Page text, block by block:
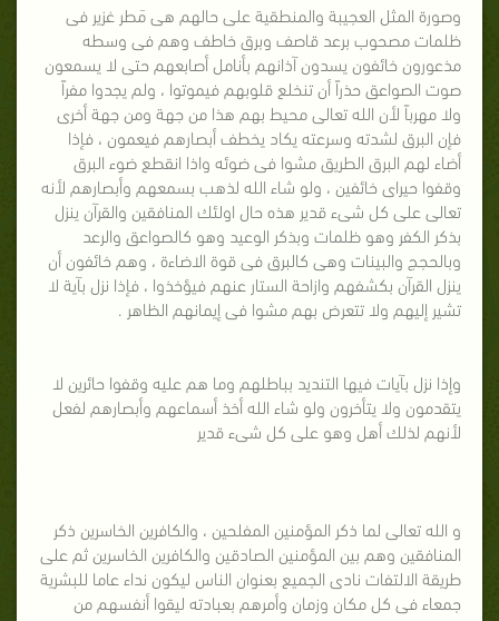
وصورة المثل العجيبة والمنطقية على حالهم هى مَطر غزير فى
ظلمات مصحوب برعد قاصف وبرق خاطف وهم فى وسطه
مذعورون خائفون يسدون آذانهم بأنامل أصابعهم حتى لا يسمعون
صوت الصواعق حذراً أن تنخلع قلوبهم فيموتوا ، ولم يجدوا مفراً
ولا مهرباً لأن الله تعالى محيط بهم هذا من جهة ومن جهة أخرى
فإن البرق لشدته وسرعته يكاد يخطف أبصارهم فيعمون ، فإذا
أضاء لهم البرق الطريق مشوا فى ضوئه واذا انقطع ضوء البرق
وقفوا حيراى خائفين ، ولو شاء الله لذهب بسمعهم وأبصارهم لأنه
تعالى على كل شىء قدير هذه حال اولئك المنافقين والقرآن ينزل
بذكر الكفر وهو ظلمات وبذكر الوعيد وهو كالصواعق والرعد
وبالحجج والبينات وهى كالبرق فى قوة الاضاءة ، وهم خائفون أن
ينزل القرآن بكشفهم وازاحة الستار عنهم فيؤخذوا ، فإذا نزل بآية لا
تشير إليهم ولا تتعرض بهم مشوا فى إيمانهم الظاهر .
وإذا نزل بآيات فيها التنديد بباطلهم وما هم عليه وقفوا حائرين لا
يتقدمون ولا يتأخرون ولو شاء الله أخذ أسماعهم وأبصارهم لفعل
لأنهم لذلك أهل وهو على كل شىء قدير
و الله تعالى لما ذكر المؤمنين المفلحين ، والكافرين الخاسرين ذكر
المنافقين وهم بين المؤمنين الصادقين والكافرين الخاسرين ثم على
طريقة الالتفات نادى الجميع بعنوان الناس ليكون نداء عاما للبشرية
جمعاء فى كل مكان وزمان وأمرهم بعبادته ليقوا أنفسهم من